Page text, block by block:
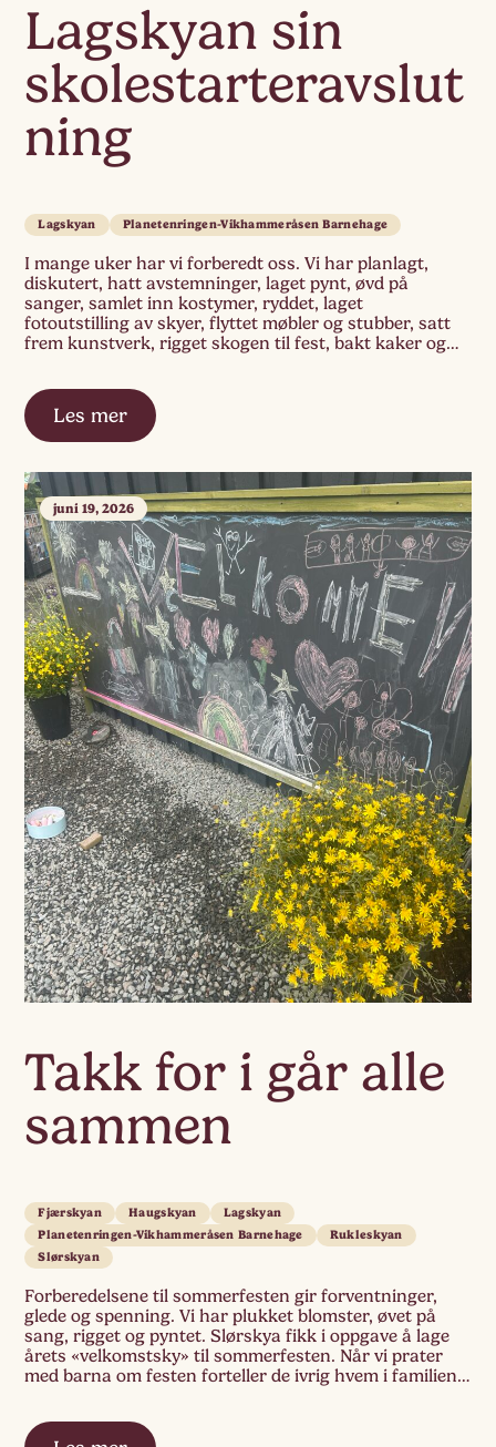
Lagskyan sin
skolestarteravslut
ning
Lagskyan Planetenringen-Vikhammeråsen Barnehage
I mange uker har vi forberedt oss. Vi har planlagt,
diskutert, hatt avstemninger, laget pynt, øvd på
sanger, samlet inn kostymer, ryddet, laget
fotoutstilling av skyer, flyttet møbler og stubber, satt
frem kunstverk, rigget skogen til fest, bakt kaker og
spenningen til å ta og […]
Les mer
Takk for i går alle
sammen
juni 19, 2026
Fjærskyan Haugskyan
Lagskyan
Planetenringen-Vikhammeråsen Barnehage
Rukleskyan
Slørskyan
Forberedelsene til sommerfesten gir forventninger,
glede og spenning. Vi har plukket blomster, øvet på
sang, rigget og pyntet. Slørskya fikk i oppgave å lage
årets «velkomstsky» til sommerfesten. Når vi prater
med barna om festen forteller de ivrig hvem i familien